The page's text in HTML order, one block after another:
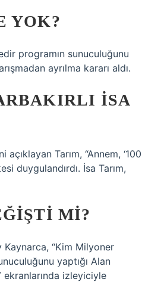
YOK?
programın sunuculuğunu
ayrılma kararı aldı.
İSA
Tarım, “Annem, ‘100
duygulandırdı. İsa Tarım,
MI?
Kaynarca, “Kim Milyoner
yaptığı Alan
ekranlarında izleyiciyle